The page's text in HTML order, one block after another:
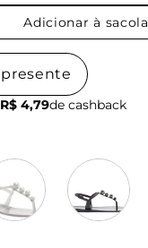
Adicionar à sacola
R$ 4,79de cashback